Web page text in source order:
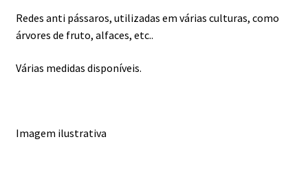
Redes anti pássaros, utilizadas em várias culturas, como
árvores de fruto, alfaces, etc..
Várias medidas disponíveis.
Imagem ilustrativa